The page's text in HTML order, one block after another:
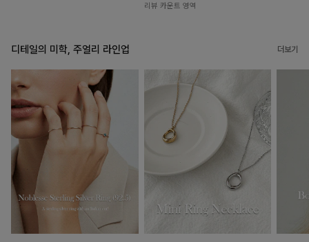
리뷰 카운트 영역
디테일의 미학, 주얼리 라인업 더보기